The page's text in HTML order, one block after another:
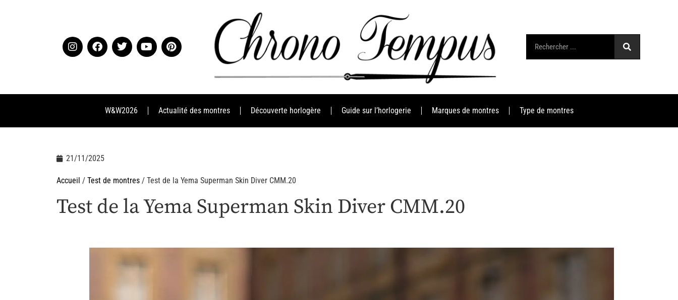
W&W2026 Actualité des montres Découverte horlogère Guide sur l’horlogerie Marques de montres Type de montres
21/11/2025
Accueil / Test de montres / Test de la Yema Superman Skin Diver CMM.20
Test de la Yema Superman Skin Diver CMM.20